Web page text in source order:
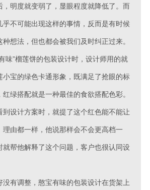
，明度就变弱了，显眼程度就降低了。而
乎不可能出现这样的事情，反而是有时候
想法，但也都会被我们及时纠正过来。
味”榴莲饼的包装设计时，设计师用的就
小宝的绿色卡通形象，既满足了抢眼的标
绿搭配就是一种最佳的食欲搭配色彩。
到设计方案时，就提了这个红色能不能让
理由都一样，他说那样会不会更高档一
就帮他解释了这个问题，客户也很认同设
没有调整，憨宝有味的包装设计在货架上